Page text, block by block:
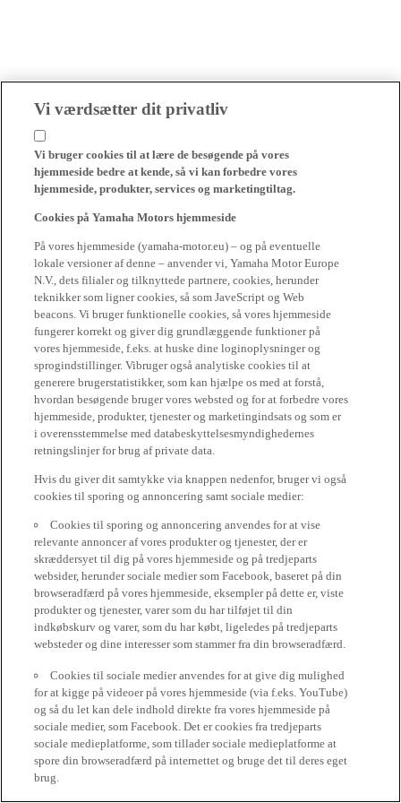
Vi værdsætter dit privatliv
Vi bruger cookies til at lære de besøgende på vores
hjemmeside bedre at kende, så vi kan forbedre vores
hjemmeside, produkter, services og marketingtiltag.
Cookies på Yamaha Motors hjemmeside
På vores hjemmeside (yamaha-motor.eu) – og på eventuelle
lokale versioner af denne – anvender vi, Yamaha Motor Europe
N.V., dets filialer og tilknyttede partnere, cookies, herunder
teknikker som ligner cookies, så som JaveScript og Web
beacons. Vi bruger funktionelle cookies, så vores hjemmeside
fungerer korrekt og giver dig grundlæggende funktioner på
vores hjemmeside, f.eks. at huske dine loginoplysninger og
sprogindstillinger. Vibruger også analytiske cookies til at
generere brugerstatistikker, som kan hjælpe os med at forstå,
hvordan besøgende bruger vores websted og for at forbedre vores
hjemmeside, produkter, tjenester og marketingindsats og som er
i overensstemmelse med databeskyttelsesmyndighedernes
retningslinjer for brug af private data.
Hvis du giver dit samtykke via knappen nedenfor, bruger vi også
cookies til sporing og annoncering samt sociale medier:
Cookies til sporing og annoncering anvendes for at vise
relevante annoncer af vores produkter og tjenester, der er
skræddersyet til dig på vores hjemmeside og på tredjeparts
websider, herunder sociale medier som Facebook, baseret på din
browseradfærd på vores hjemmeside, eksempler på dette er, viste
produkter og tjenester, varer som du har tilføjet til din
indkøbskurv og varer, som du har købt, ligeledes på tredjeparts
websteder og dine interesser som stammer fra din browseradfærd.
Cookies til sociale medier anvendes for at give dig mulighed
for at kigge på videoer på vores hjemmeside (via f.eks. YouTube)
og så du let kan dele indhold direkte fra vores hjemmeside på
sociale medier, som Facebook. Det er cookies fra tredjeparts
sociale medieplatforme, som tillader sociale medieplatforme at
spore din browseradfærd på internettet og bruge det til deres eget
brug.